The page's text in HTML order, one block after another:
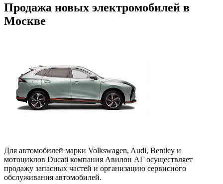
Продажа новых электромобилей в
Москве
Для автомобилей марки Volkswagen, Audi, Bentley и
мотоциклов Ducati компания Авилон АГ осуществляет
продажу запасных частей и организацию сервисного
обслуживания автомобилей.